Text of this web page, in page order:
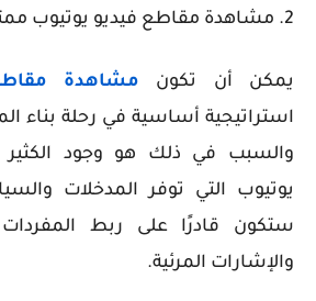
2. مشاهدة مقاطع فيديو يوتيوب ممتعة
يمكن أن تكون مشاهدة
استراتيجية أساسية في رحلة بناء
والسبب في ذلك هو وجود
يوتيوب التي توفر المدخلات
ستكون قادرًا على ربط المفردات
والإشارات المرئية.